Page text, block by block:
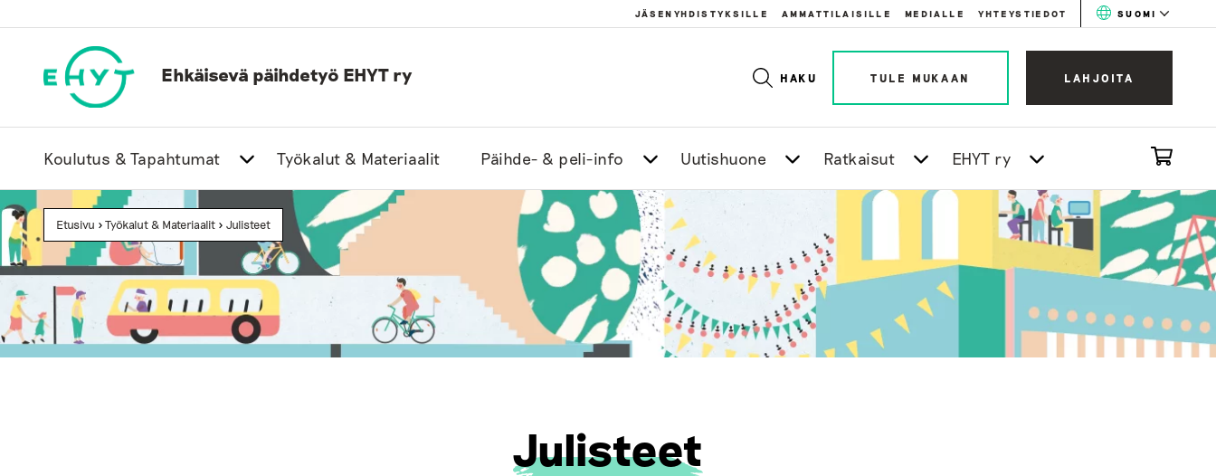
to
JÄSENYHDISTYKSILLE AMMATTILAISILLE MEDIALLE YHTEYSTIEDOT SUOMI
Ehkäisevä päihdetyö EHYT ry HAKU TULE MUKAAN LAHJOITA
Koulutus & Tapahtumat Työkalut & Materiaalit Päihde- & peli-info Uutishuone Ratkaisut EHYT ry
Etusivu >Työkalut & Materiaalit > Julisteet
Julisteet